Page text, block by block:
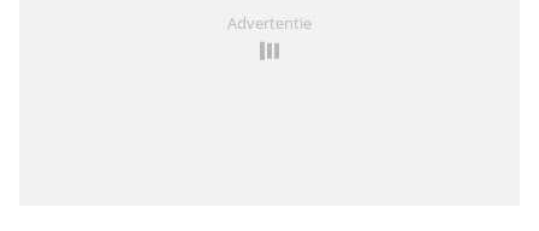
Advertentie